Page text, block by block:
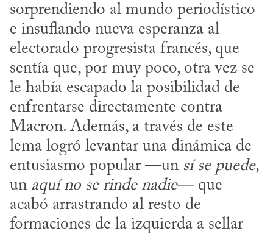
sorprendiendo al mundo periodístico
e insuflando nueva esperanza al
electorado progresista francés, que
sentía que, por muy poco, otra vez se
le había escapado la posibilidad de
enfrentarse directamente contra
Macron. Además, a través de este
lema logró levantar una dinámica de
entusiasmo popular —un sí se puede,
un aquí no se rinde nadie— que
acabó arrastrando al resto de
formaciones de la izquierda a sellar